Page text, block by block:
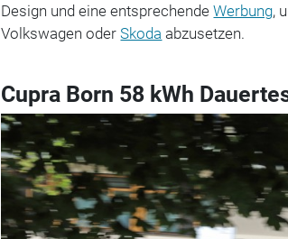
Design und eine entsprechendeWerbung,
Volkswagen oderSkoda abzusetzen.
Cupra Born 58 kWh